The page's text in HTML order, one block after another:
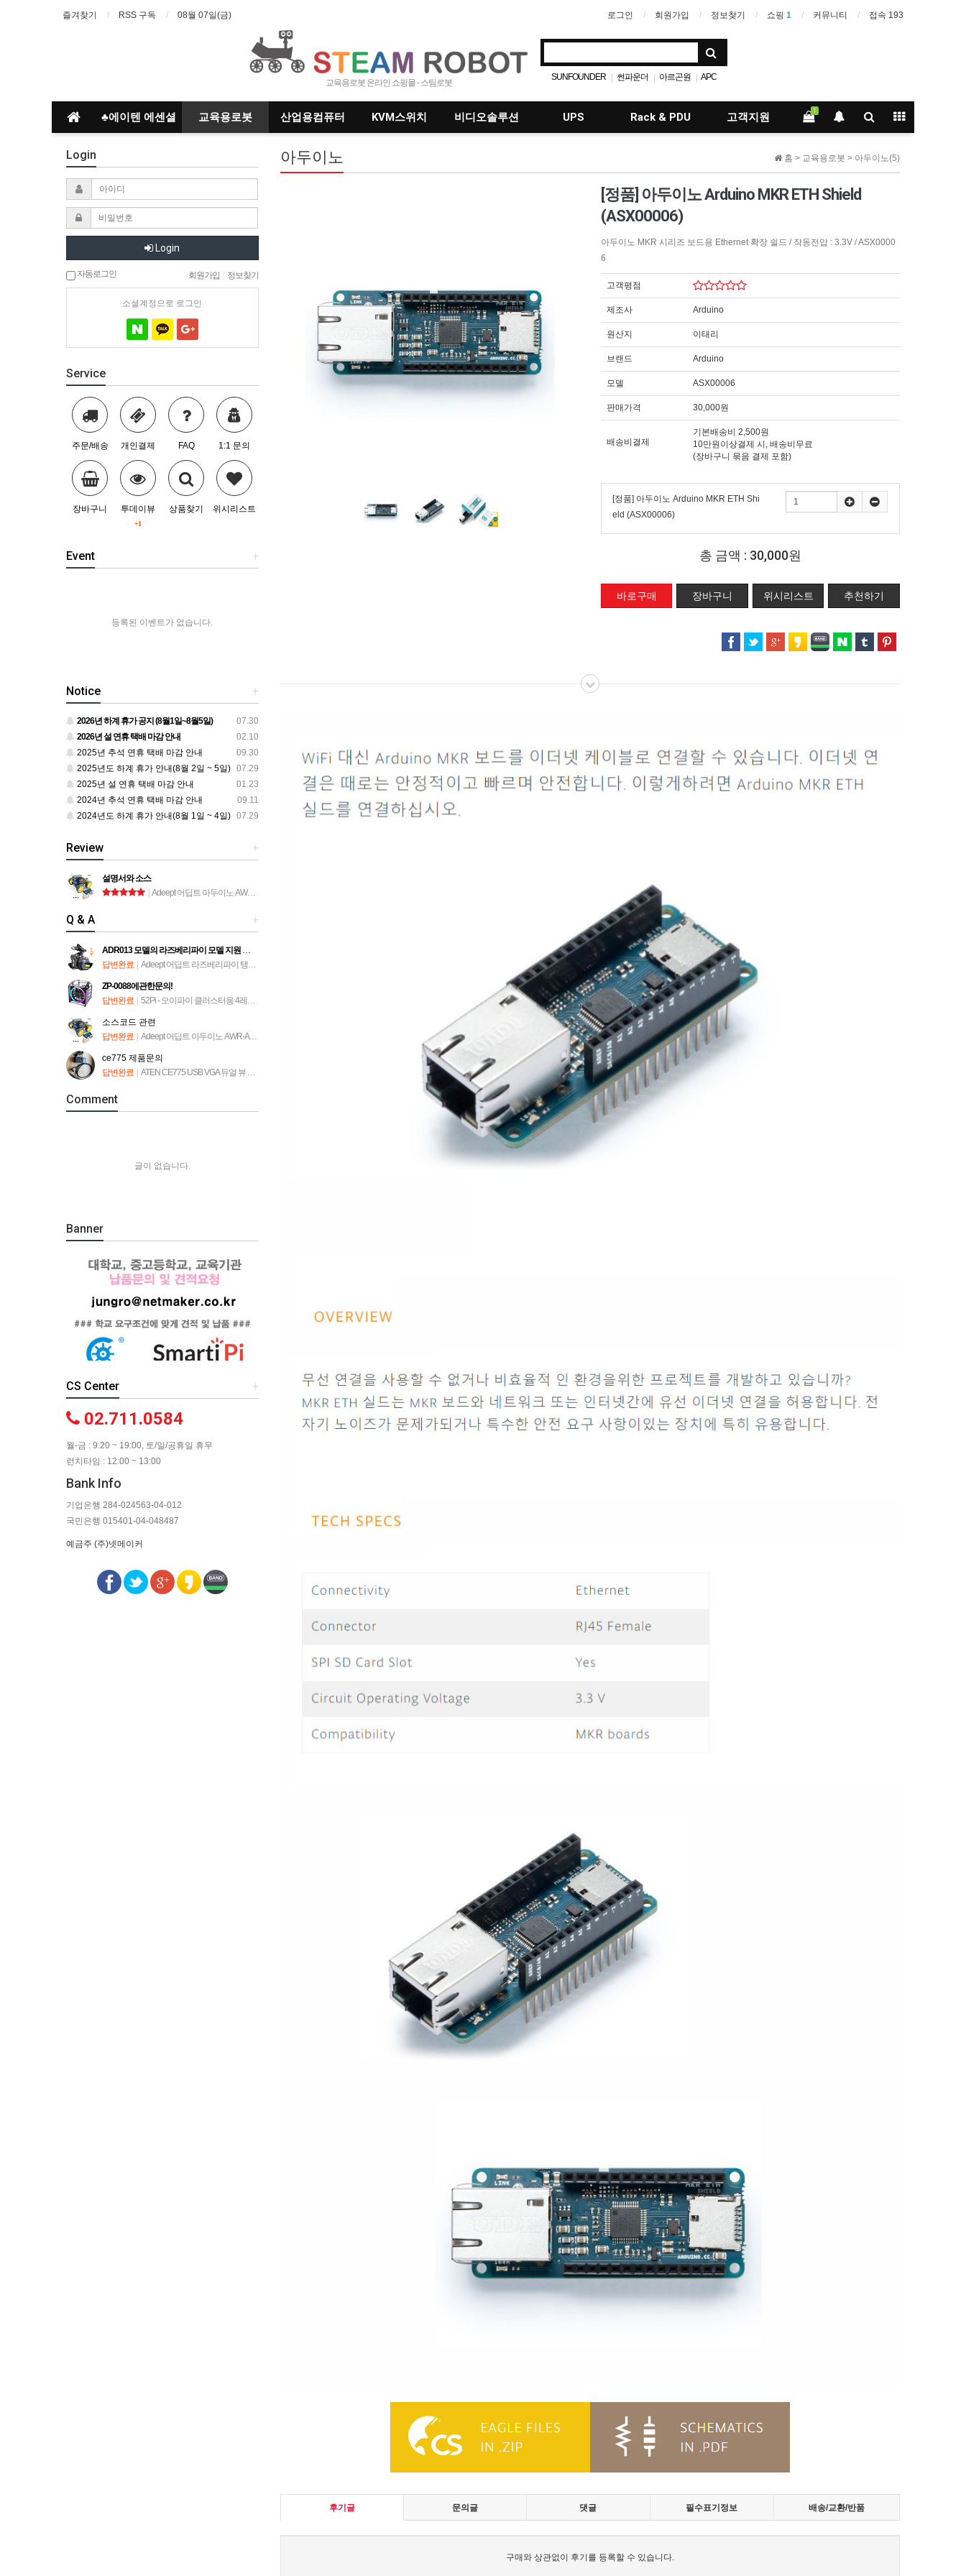
즐겨찾기 RSS 구독 08월 07일(금) 로그인 회원가입 정보찾기 쇼핑 1 커뮤니티 접속 193
교육용로봇 온라인 쇼핑몰 - 스팀로봇
SUNFOUNDER | 썬파운더 | 아르곤원 | APC
1
♣에이텐 에센셜 교육용로봇 산업용컴퓨터 KVM스위치 비디오솔루션 UPS Rack & PDU 고객지원
홈 > 교육용로봇 > 아두이노(5)
아두이노
[정품] 아두이노 Arduino MKR ETH Shield
(ASX00006)
아두이노 MKR 시리즈 보드용 Ethernet 확장 쉴드 / 작동전압 : 3.3V / ASX0000
6
고객평점
제조사 Arduino
원산지 이태리
브랜드 Arduino
모델 ASX00006
판매가격 30,000원
배송비결제
기본배송비 2,500원
10만원이상결제 시, 배송비무료
(장바구니 묶음 결제 포함)
[정품] 아두이노 Arduino MKR ETH Shi
eld (ASX00006)
총 금액 : 30,000원
위시리스트 추천하기
후기글 문의글 댓글 필수표기정보 배송/교환/반품
구매와 상관없이 후기를 등록할 수 있습니다.
Login
Login
자동로그인 회원가입 정보찾기
소셜계정으로 로그인
Service
주문/배송 개인결제 FAQ 1:1 문의
장바구니 투데이뷰
+1
상품찾기 위시리스트
+
Event
등록된 이벤트가 없습니다.
+
Notice
07.30
2026년 하계 휴가 공지 (8월1일~8월5일)
02.10
2026년 설 연휴 택배 마감 안내
09.30
2025년 추석 연휴 택배 마감 안내
07.29
2025년도 하계 휴가 안내(8월 2일 ~ 5일)
01.23
2025년 설 연휴 택배 마감 안내
09.11
2024년 추석 연휴 택배 마감 안내
07.29
2024년도 하계 휴가 안내(8월 1일 ~ 4일)
+
Review
설명서와 소스
| Adeept 어딥트 아두이노 AWR-A 로봇 자동차 키트 (ADA034)
+
Q & A
ADR013 모델의 라즈베리파이 모델 지원 문의
답변완료 | Adeept 어딥트 라즈베리파이 탱크 스마트 로봇 자동차 키트 (ADR013)
ZP-0088에관한문의!
답변완료 | 52Pi - 오이파이 클러스터용 4레이어 랙타워 [ZP-0088]
소스코드 관련
답변완료 | Adeept 어딥트 아두이노 AWR-A 로봇 자동차 키트 (ADA034)
ce775 제품문의
답변완료 | ATEN CE775 USB VGA 듀얼 뷰 Cat 5 KVM 연장기
Comment
글이 없습니다.
Banner
+
CS Center
02.711.0584
월-금 : 9:20 ~ 19:00, 토/일/공휴일 휴무
런치타임 : 12:00 ~ 13:00
Bank Info
기업은행 284-024563-04-012
국민은행 015401-04-048487
예금주 (주)넷메이커